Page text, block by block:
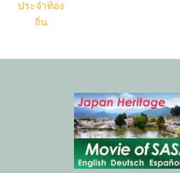
ประจำท้อง
ถิ่น